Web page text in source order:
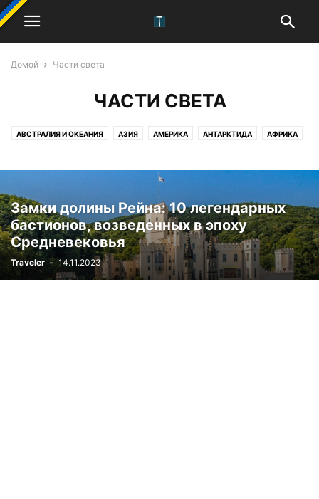
Домой Части света
ЧАСТИ СВЕТА
АВСТРАЛИЯ И ОКЕАНИЯ АЗИЯ АМЕРИКА АНТАРКТИДА АФРИКА
Замки долины Рейна: 10 легендарных
бастионов, возведенных в эпоху
Средневековья
Traveler - 14.11.2023